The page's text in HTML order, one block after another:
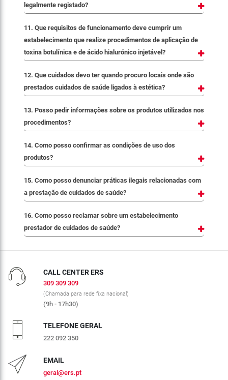
legalmente registado?
11. Que requisitos de funcionamento deve cumprir um
estabelecimento que realize procedimentos de aplicação de
toxina botulínica e de ácido hialurónico injetável?
12. Que cuidados devo ter quando procuro locais onde são
prestados cuidados de saúde ligados à estética?
13. Posso pedir informações sobre os produtos utilizados nos
procedimentos?
14. Como posso confirmar as condições de uso dos
produtos?
15. Como posso denunciar práticas ilegais relacionadas com
a prestação de cuidados de saúde?
16. Como posso reclamar sobre um estabelecimento
prestador de cuidados de saúde?
CALL CENTER ERS
309 309 309
(Chamada para rede fixa nacional)
(9h - 17h30)
TELEFONE GERAL
222 092 350
EMAIL
geral@ers.pt